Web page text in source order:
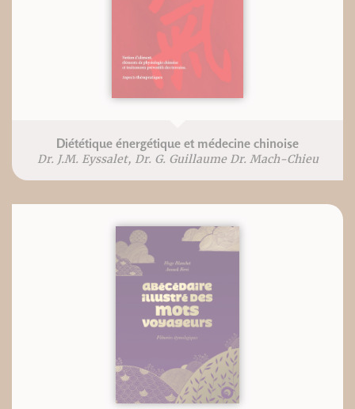
Diététique énergétique et médecine chinoise
Dr. J.M. Eyssalet, Dr. G. Guillaume Dr. Mach-Chieu